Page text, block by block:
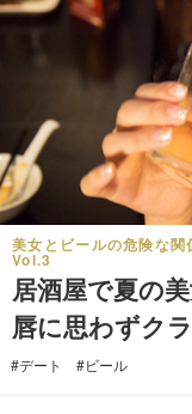
美女とビールの危険な
Vol.3
居酒屋で夏の
唇に思わずク
#デート #ビール